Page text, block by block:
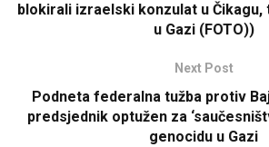
blokirali izraelski konzulat u
u Gazi (FOTO))
Next Post
Podneta federalna tužba protiv
predsjednik optužen za
genocidu u Gazi